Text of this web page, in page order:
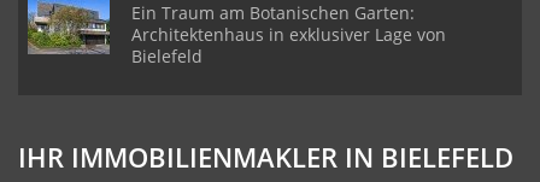
Ein Traum am Botanischen Garten:
Architektenhaus in exklusiver Lage von
Bielefeld
IHR IMMOBILIENMAKLER IN BIELEFELD